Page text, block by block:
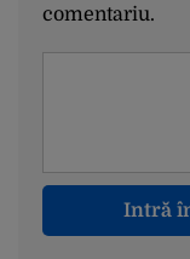
comentariu.
Intră